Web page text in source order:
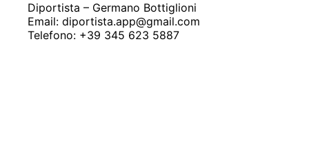
Diportista – Germano Bottiglioni
Email: diportista.app@gmail.com
Telefono: +39 345 623 5887